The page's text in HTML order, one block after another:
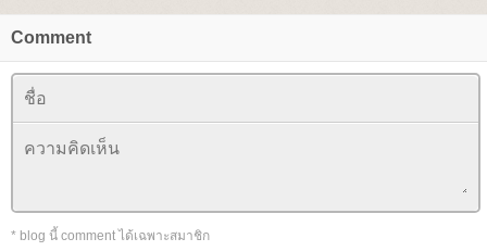
Comment
* blog นี้ comment ได้เฉพาะสมาชิก